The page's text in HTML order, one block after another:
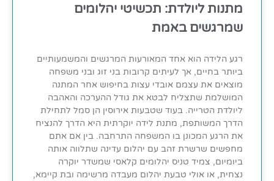
מתנות ליולדת: תכשיטי יהלומים
שמרגשים באמת
רגע הלידה הוא אחד המאורעות המרגשים והמשמעותיים
ביותר בחיים, אך לעיתים קרובות בני זוג ובני משפחה
מוצאים את עצמם אובדי עצות בחיפוש אחר המתנה
המושלמת שתצליח לבטא את גודל ההערכה והאהבה
ליולדת הטרייה. בעוד שטבעות אירוסין הן סמל לתחילת
הדרך המשותפת, מתנת לידה יוקרתית היא הדרך להנציח
את הרגע המכונן בו המשפחה התרחבה. בין אם אתם
מחפשים שרשרת זהב עם יהלום עדינה שתלווה אותה
ביומיום, צמיד טניס יהלומים קלאסי שמשדר יוקרה
נצחית, או אולי טבעת יהלום מעבדה מרשימה ובת קיימא,